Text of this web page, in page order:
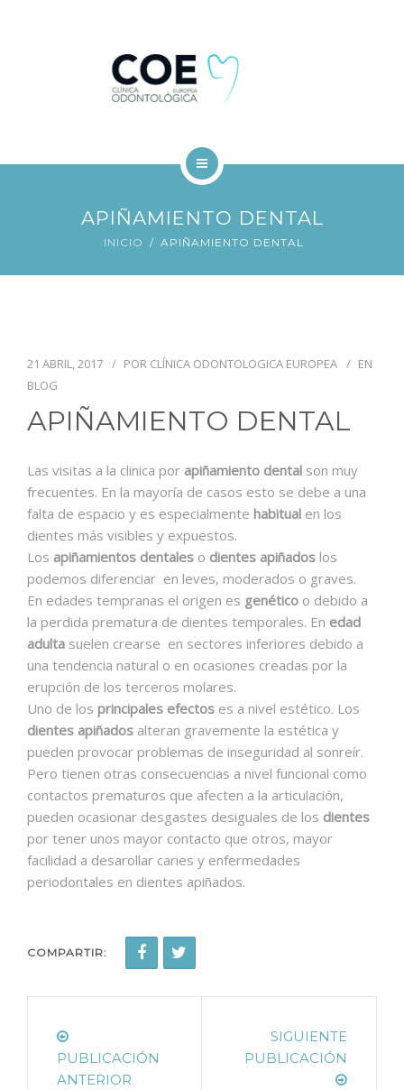
FINANCIACIÓN
TRATAMIENTOS DENTALES
BLOG
CONTACTO
APIÑAMIENTO DENTAL
INICIO APIÑAMIENTO DENTAL
21 ABRIL, 2017 POR CLÍNICA ODONTOLOGICA EUROPEA
EN
BLOG
APIÑAMIENTO DENTAL
Las visitas a la clinica por apiñamiento dental son muy
frecuentes. En la mayoría de casos esto se debe a una
falta de espacio y es especialmente habitual en los
dientes más visibles y expuestos.
Los apiñamientos dentales o dientes apiñados los
podemos diferenciar en leves, moderados o graves.
En edades tempranas el origen es genético o debido a
la perdida prematura de dientes temporales. En edad
adulta suelen crearse en sectores inferiores debido a
una tendencia natural o en ocasiones creadas por la
erupción de los terceros molares.
Uno de los principales efectos es a nivel estético. Los
dientes apiñados alteran gravemente la estética y
pueden provocar problemas de inseguridad al sonreír.
Pero tienen otras consecuencias a nivel funcional como
contactos prematuros que afecten a la articulación,
pueden ocasionar desgastes desiguales de los dientes
por tener unos mayor contacto que otros, mayor
facilidad a desarollar caries y enfermedades
periodontales en dientes apiñados.
COMPARTIR:
PUBLICACIÓN
ANTERIOR
SIGUIENTE
PUBLICACIÓN